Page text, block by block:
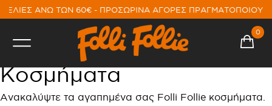
ΑΝΩ ΤΩΝ 60€ - ΠΡΟΣΩΡΙΝΑ ΑΓΟΡΕΣ
0
Κοσμήματα
Ανακαλύψτε τα αγαπημένα σας Folli Follie κοσμήματα.